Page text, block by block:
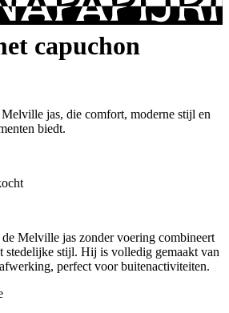
capuchon
jas, die comfort, moderne stijl en
biedt.
Melville jas zonder voering combineert
stedelijke stijl. Hij is volledig gemaakt van
perfect voor buitenactiviteiten.